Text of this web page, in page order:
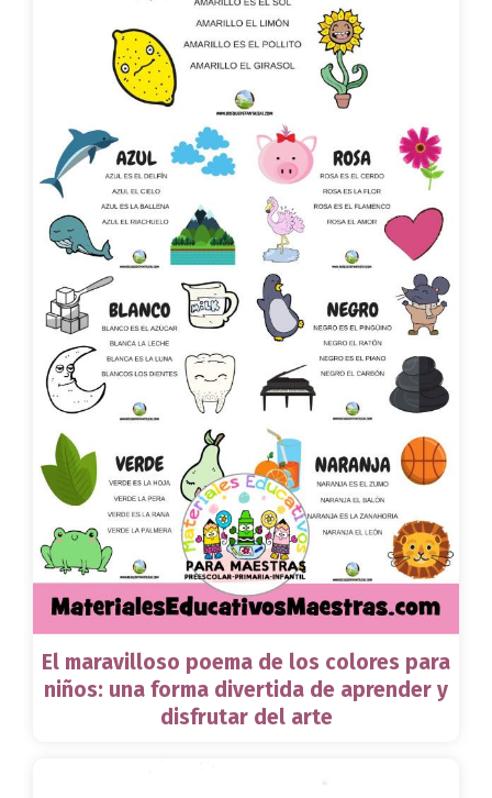
El maravilloso poema de los colores para
niños: una forma divertida de aprender y
disfrutar del arte